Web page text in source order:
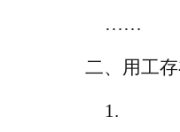
……
二、 用工
1.